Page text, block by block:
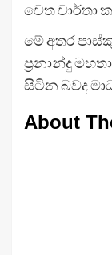
වෙත වාර්තා
‍මේ අතර
ප්‍රනාන්දු
සිටින බවද
About